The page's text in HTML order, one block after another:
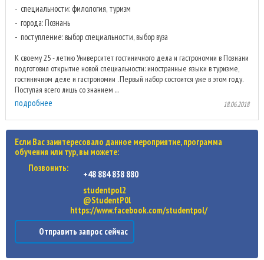
специальности: филология, туризм
города: Познань
поступление: выбор специальности, выбор вуза
К своему 25 - летию Университет гостиничного дела и гастрономии в Познани
подготовил открытие новой специальности: иностранные языки в туризме,
гостиничном деле и гастрономии . Первый набор состоится уже в этом году.
Поступая всего лишь со знанием ...
подробнее 18.06.2018
Если Вас заинтересовало данное мероприятие, программа
обучения или тур, вы можете:
Позвонить:
+48 884 838 880
studentpol2
@StudentP0l
https://www.facebook.com/studentpol/
Отправить запрос сейчас